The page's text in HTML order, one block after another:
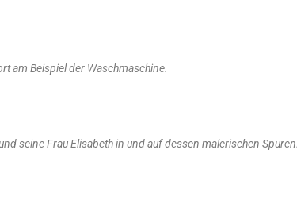
am Beispiel der Waschmaschine.
seine Frau Elisabeth in und auf dessen malerischen